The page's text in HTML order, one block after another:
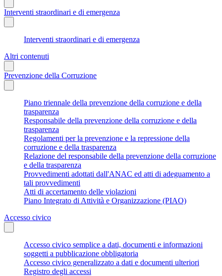
Interventi straordinari e di emergenza
Interventi straordinari e di emergenza
Altri contenuti
Prevenzione della Corruzione
Piano triennale della prevenzione della corruzione e della
trasparenza
Responsabile della prevenzione della corruzione e della
trasparenza
Regolamenti per la prevenzione e la repressione della
corruzione e della trasparenza
Relazione del responsabile della prevenzione della corruzione
e della trasparenza
Provvedimenti adottati dall'ANAC ed atti di adeguamento a
tali provvedimenti
Atti di accertamento delle violazioni
Piano Integrato di Attività e Organizzazione (PIAO)
Accesso civico
Accesso civico semplice a dati, documenti e informazioni
soggetti a pubblicazione obbligatoria
Accesso civico generalizzato a dati e documenti ulteriori
Registro degli accessi